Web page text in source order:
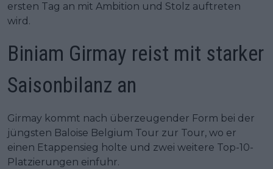
ersten Tag an mit Ambition und Stolz auftreten
wird.
Biniam Girmay reist mit starker
Saisonbilanz an
Girmay kommt nach überzeugender Form bei der
jüngsten Baloise Belgium Tour zur Tour, wo er
einen Etappensieg holte und zwei weitere Top-10-
Platzierungen einfuhr.